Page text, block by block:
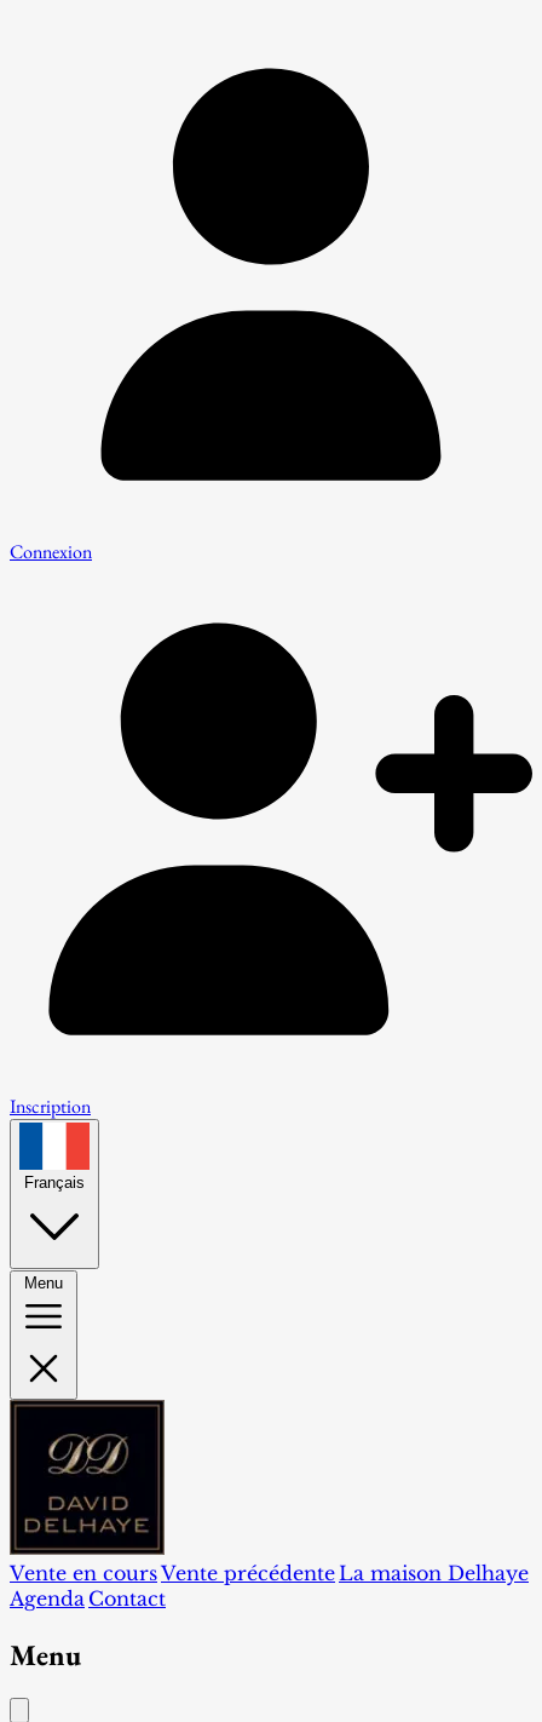
Connexion
Inscription
Français
Menu
Vente en coursVente précédente La maison Delhaye
Agenda Contact
Menu